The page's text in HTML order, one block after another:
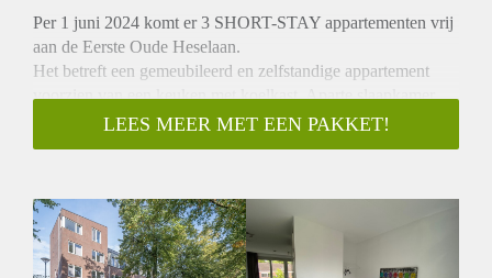
Per 1 juni 2024 komt er 3 SHORT-STAY appartementen vrij
aan de Eerste Oude Heselaan.
Het betreft een gemeubileerd en zelfstandige appartement
voorzien van een keuken met koelkast. Aparte slaapkamer
met eigen badkamer en separaat toilet.
Het appartement wordt opgeleverd met vergelijkbare meubels
De foto's in de advertentie zijn van een vergelijkbaar
appartementen. De meubels en indeling kan afwijken.
Bijzonderheden:
LEES MEER MET EEN PAKKET!